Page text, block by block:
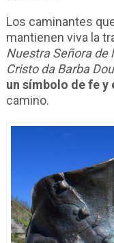
Los caminantes
mantienen viva la
Nuestra Señora de
Cristo da Barba
un símbolo de fe y
camino.